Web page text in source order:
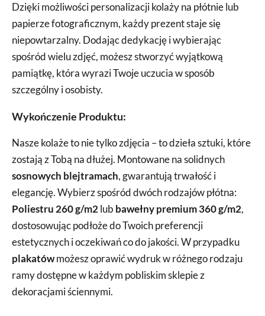
Dzięki możliwości personalizacji kolaży na płótnie lub
papierze fotograficznym, każdy prezent staje się
niepowtarzalny. Dodając dedykację i wybierając
spośród wielu zdjęć, możesz stworzyć wyjątkową
pamiątkę, która wyrazi Twoje uczucia w sposób
szczególny i osobisty.
Wykończenie Produktu:
Nasze kolaże to nie tylko zdjęcia – to dzieła sztuki, które
zostają z Tobą na dłużej. Montowane na solidnych
sosnowych blejtramach, gwarantują trwałość i
elegancję. Wybierz spośród dwóch rodzajów płótna:
Poliestru 260 g/m2 lub bawełny premium 360 g/m2,
dostosowując podłoże do Twoich preferencji
estetycznych i oczekiwań co do jakości. W przypadku
plakatówmożesz oprawić wydruk w różnego rodzaju
ramy dostępne w każdym pobliskim sklepie z
dekoracjami ściennymi.